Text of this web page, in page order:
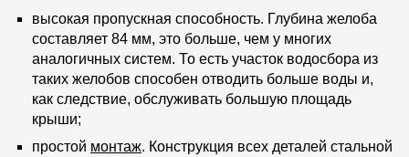
высокая пропускная способность. Глубина желоба
составляет 84 мм, это больше, чем у многих
аналогичных систем. То есть участок водосбора из
таких желобов способен отводить больше воды и,
как следствие, обслуживать большую площадь
крыши;
простой монтаж. Конструкция всех деталей стальной